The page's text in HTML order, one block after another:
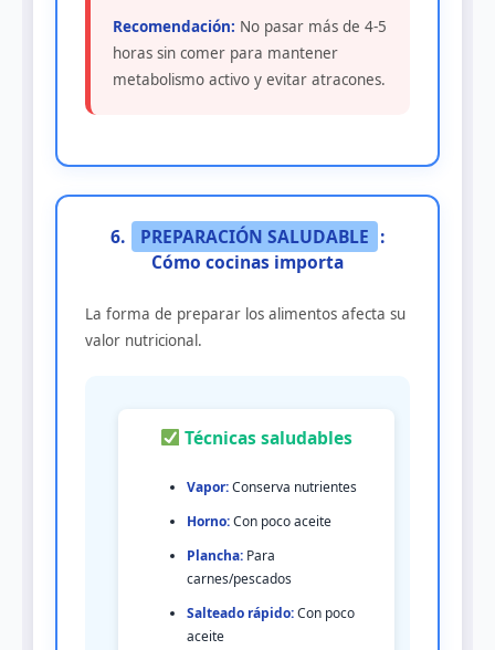
Recomendación: No pasar más de 4-5
horas sin comer para mantener
metabolismo activo y evitar atracones.
6. PREPARACIÓN SALUDABLE :
Cómo cocinas importa
La forma de preparar los alimentos afecta su
valor nutricional.
Técnicas saludables
Vapor:Conserva nutrientes
Horno:Con poco aceite
Plancha: Para
carnes/pescados
Salteado rápido:Con poco
aceite